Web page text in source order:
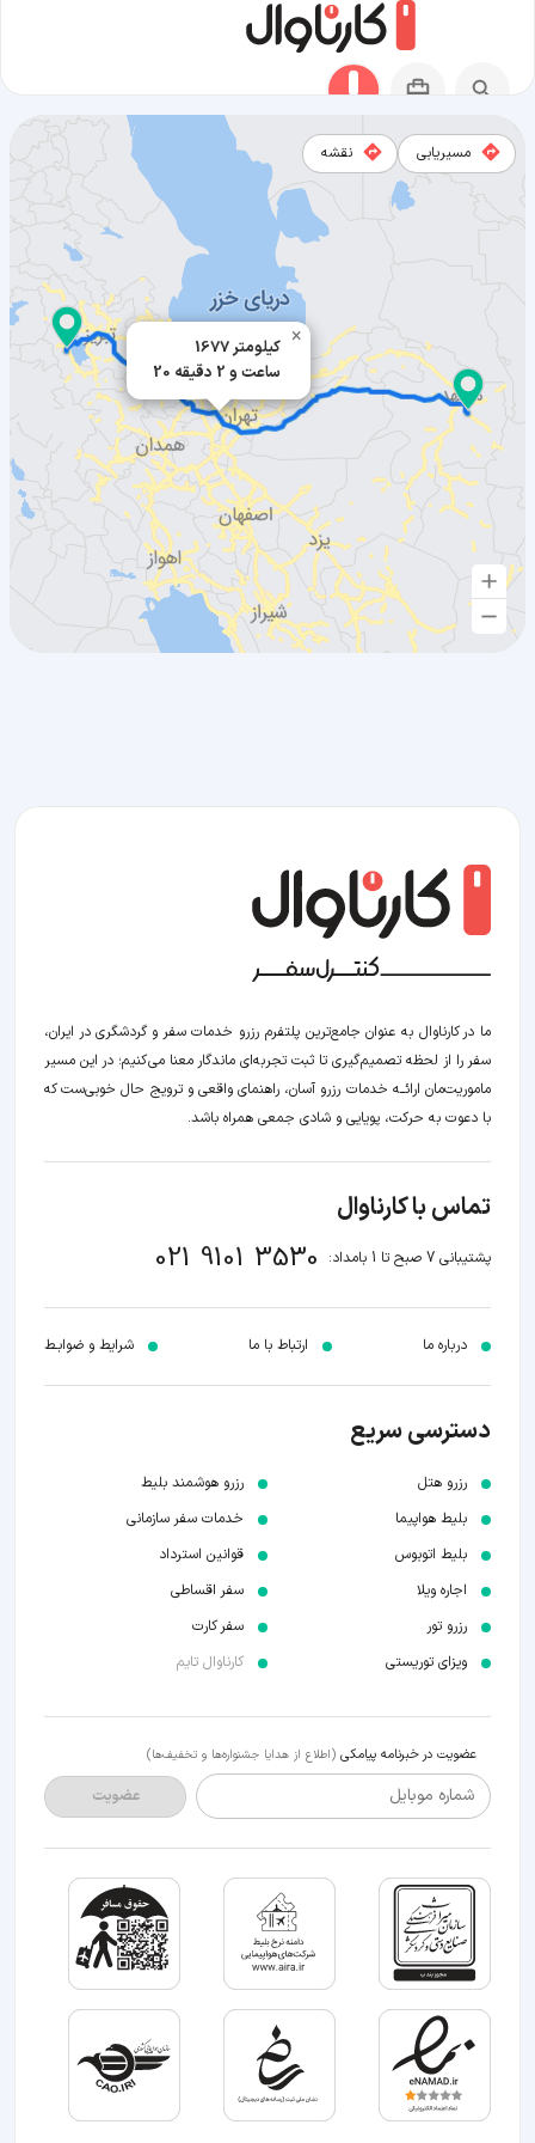
1677 کیلومتر
20 ساعت و 2 دقیقه
×
مسیریابی نقشه
مسیر فریمان به ارومیه
ما در کارناوال به عنوان جامع‌ترین پلتفرم رزرو خدمات سفر و گردشگری در ایران،
سفر را از لحظه‌ تصمیم‌گیری تا ثبت تجربه‌ای ماندگار معنا می‌کنیم؛ در این مسیر‍
ماموریت‌مان اراﺋــﻪ خدمات رزرو آسان، راهنمای واقعی و ترویج حال خوبی‌ست که
با دعوت به حرکت، پویایی و شادی جمعی همراه باشد.
تماس با کارناوال
پشتیبانی 7 صبح تا 1 بامداد: 021 9101 3530
درباره ما ارتباط با ما شرایط و ضوابـط
دسترسی سریع
رزرو هتل
بلیط هواپیما
بلیط اتوبوس
اجاره ویلا
رزرو تور
ویزای توریستی
رزرو هوشمند بلیط
خدمات سفر سازمانی
قوانین استرداد
سفر اقساطی
سفر کارت
کارناوال تایم
عضویت در خبرنامه پیامکی (اطلاع از هدایا جشنواره‌ها و تخفیف‌ها)
شماره موبایل عضویت